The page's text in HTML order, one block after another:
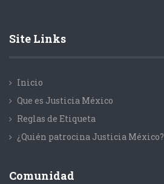
Site Links
Inicio
Que es Justicia México
Reglas de Etiqueta
¿Quién patrocina Justicia México?
Comunidad